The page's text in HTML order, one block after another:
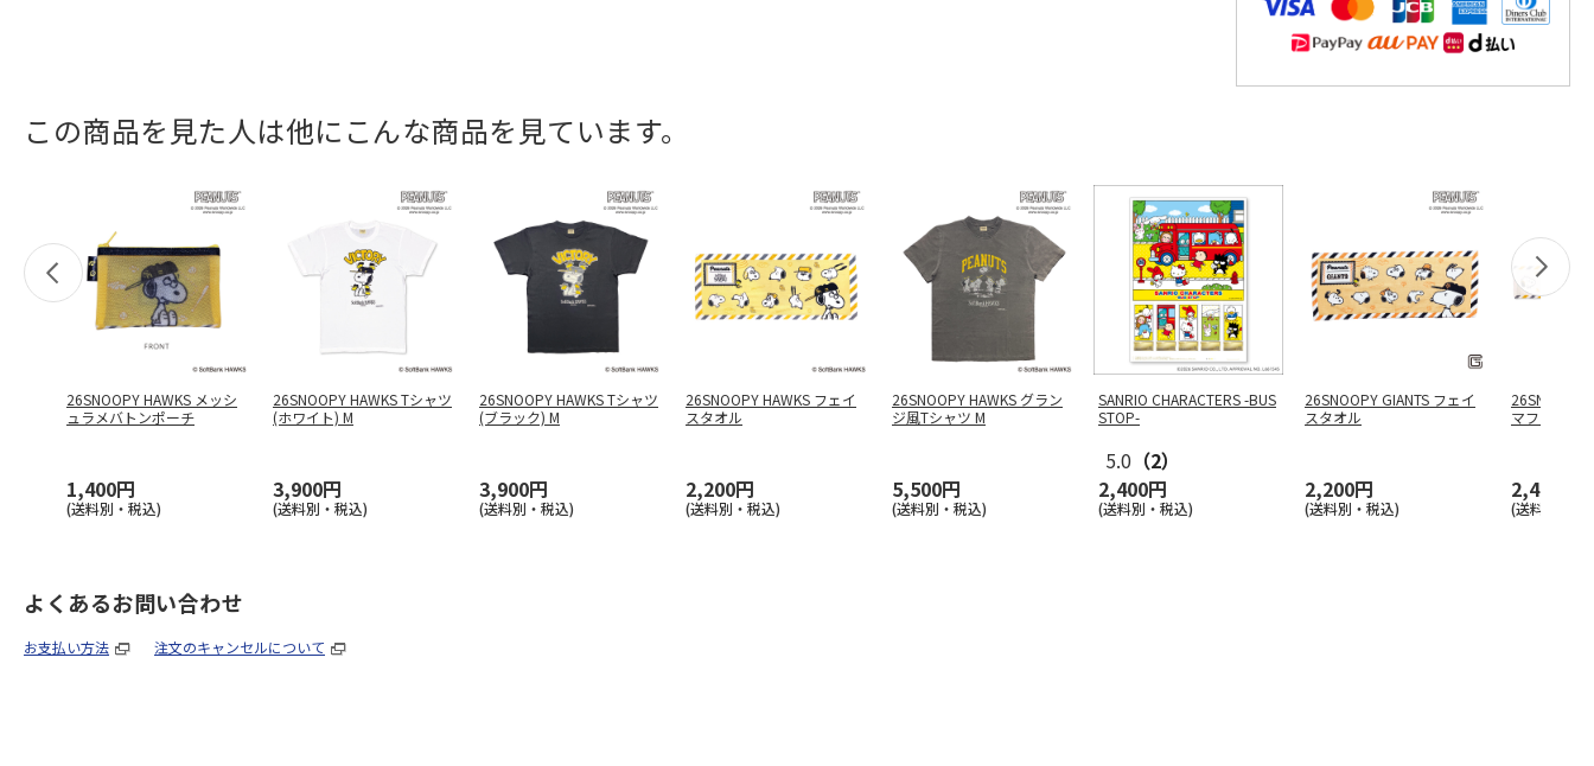
この商品を見た人は他にこんな商品を見ています。
26SNOOPY HAWKS メッシ
ュラメバトンポーチ
1,400円
(送料別・税込)
26SNOOPY HAWKS Tシャツ
(ホワイト) M
3,900円
(送料別・税込)
26SNOOPY HAWKS Tシャツ
(ブラック) M
3,900円
(送料別・税込)
26SNOOPY HAWKS フェイ
スタオル
2,200円
(送料別・税込)
26SNOOPY HAWKS グラン
ジ風Tシャツ M
5,500円
(送料別・税込)
SANRIO CHARACTERS -BUS
STOP-
5.0 （2）
2,400円
(送料別・税込)
26SNOOPY GIANTS フェイ
スタオル
2,200円
(送料別・税込)
26SNOOPY
マフラー
2,400円
(送料別・税
よくあるお問い合わせ
お支払い方法 注文のキャンセルについて